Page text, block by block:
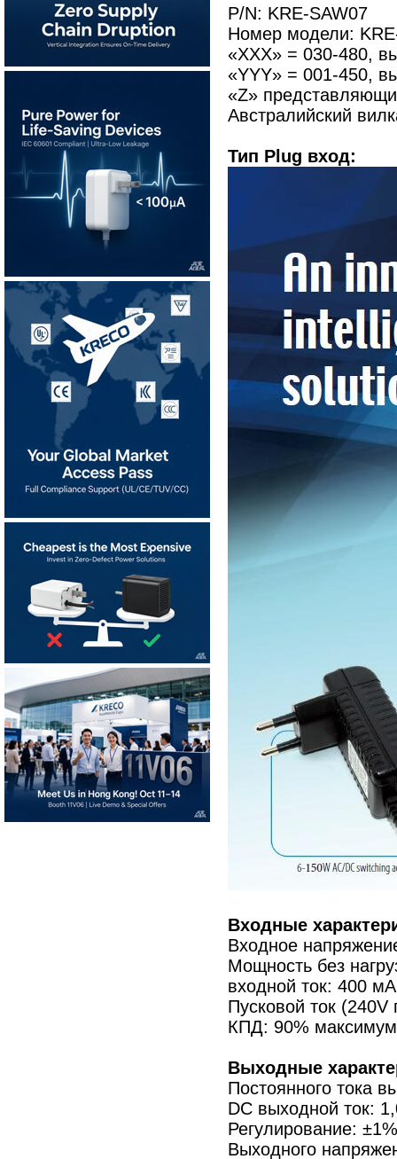
P/N: KRE-SAW07
Номер модели:
«XXX» = 030-480,
«YYY» = 001-450,
«Z»
Австралийский
Тип Plug вход:
Входные
Входное
Мощность без
входной ток: 400
Пусковой ток
КПД: 90% максимум
Выходные
Постоянного тока
DC выходной ток:
Регулирование:
Выходного